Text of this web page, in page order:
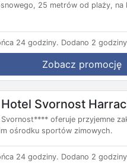
25 metrów od plaży, na
24 godziny. Dodano 2
Zobacz promocję
Svornost
Svornost**** oferuje przyjemne
ośrodku sportów zimowych.
24 godziny. Dodano 2